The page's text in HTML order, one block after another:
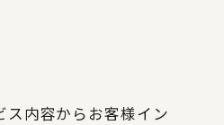
ス内容からお客様イン